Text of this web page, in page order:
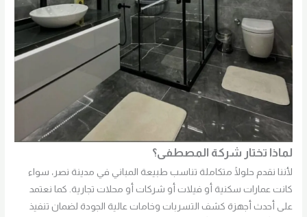
لماذا تختار شركة المصطفى؟
لأننا نقدم حلولًا متكاملة تناسب طبيعة المباني في مدينة نصر، سواء
كانت عمارات سكنية أو فيلات أو شركات أو محلات تجارية. كما نعتمد
على أحدث أجهزة كشف التسربات وخامات عالية الجودة لضمان تنفيذ